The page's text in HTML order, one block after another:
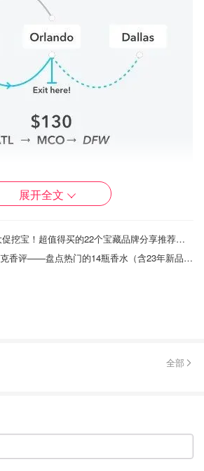
飞往迈阿密的机票，通过Skiplagged
要放弃最后一段成迈阿密飞往科苏梅
展开全文
SSENSE年中大促挖宝！超值得买的22个宝藏品牌分享推荐（小众，潮牌，大牌都有）！
Diptyque蒂普提克香评——盘点热门的14瓶香水（含23年新品纸墨之水）
全部